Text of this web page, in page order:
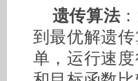
遗传算法
到最优解遗
单，运行速